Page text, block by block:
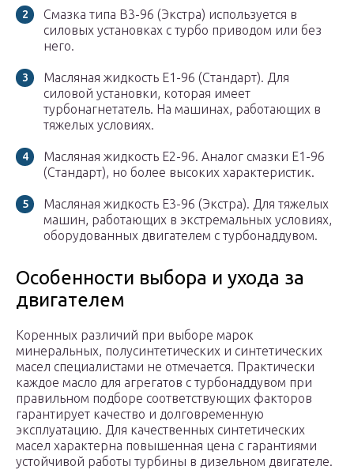
Смазка типа В3-96 (Экстра) используется в
силовых установках с турбо приводом или без
него.
Масляная жидкость Е1-96 (Стандарт). Для
силовой установки, которая имеет
турбонагнетатель. На машинах, работающих в
тяжелых условиях.
Масляная жидкость Е2-96. Аналог смазки Е1-96
(Стандарт), но более высоких характеристик.
Масляная жидкость Е3-96 (Экстра). Для тяжелых
машин, работающих в экстремальных условиях,
оборудованных двигателем с турбонаддувом.
Особенности выбора и ухода за
двигателем
Коренных различий при выборе марок
минеральных, полусинтетических и синтетических
масел специалистами не отмечается. Практически
каждое масло для агрегатов с турбонаддувом при
правильном подборе соответствующих факторов
гарантирует качество и долговременную
эксплуатацию. Для качественных синтетических
масел характерна повышенная цена с гарантиями
устойчивой работы турбины в дизельном двигателе.